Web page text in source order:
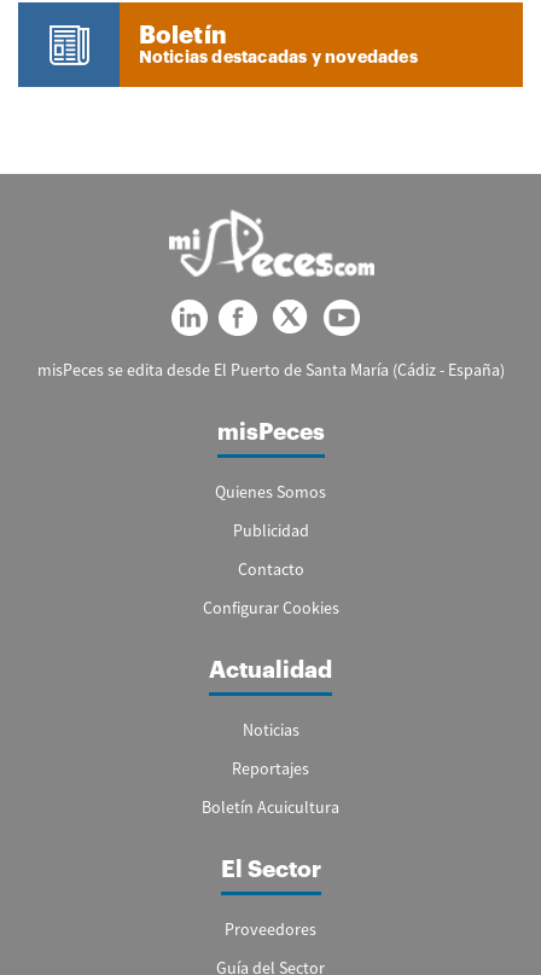
Boletín
Noticias destacadas y novedades
misPeces se edita desde El Puerto de Santa María (Cádiz - España)
misPeces
Quienes Somos
Publicidad
Contacto
Configurar Cookies
Actualidad
Noticias
Reportajes
Boletín Acuicultura
El Sector
Proveedores
Guía del Sector